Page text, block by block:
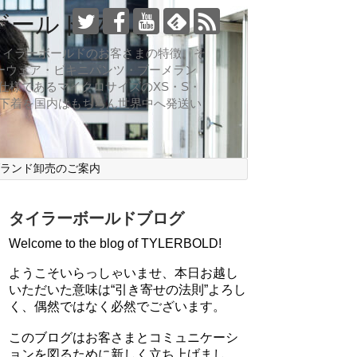
ールドブログ
ラーボールドのお客さまの特徴。そ
ェア・ビキニパンツ・ブーメラン
であるマイクロサイズのXS・S・
着を国内はもちろん世界中へ発送い
ンド卸売のご案内
タイラーボールドブログ
Welcome to the blog of TYLERBOLD!
ようこそいらっしゃいませ、本日お越し
いただいた意味は“引き寄せの法則”よろし
く、偶然ではなく必然でございます。
このブログはお客さまとコミュニケーシ